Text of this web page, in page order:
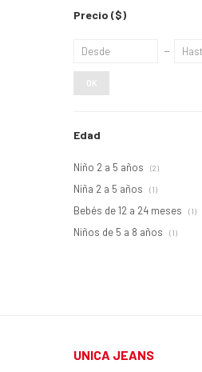
Precio ($)
OK
Edad
Niño 2 a 5 años (2)
Niña 2 a 5 años (1)
Bebés de 12 a 24 meses (1)
Niños de 5 a 8 años (1)
UNICA JEANS